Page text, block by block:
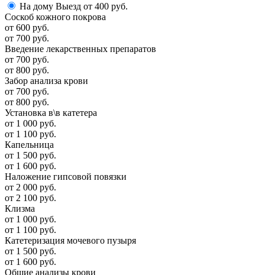
На дому Выезд от 400 руб.
Соскоб кожного покрова
от 600 руб.
от 700 руб.
Введение лекарственных препаратов
от 700 руб.
от 800 руб.
Забор анализа крови
от 700 руб.
от 800 руб.
Установка в\в катетера
от 1 000 руб.
от 1 100 руб.
Капельница
от 1 500 руб.
от 1 600 руб.
Наложение гипсовой повязки
от 2 000 руб.
от 2 100 руб.
Клизма
от 1 000 руб.
от 1 100 руб.
Катетеризация мочевого пузыря
от 1 500 руб.
от 1 600 руб.
Общие анализы крови